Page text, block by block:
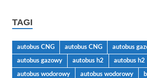
TAGI
autobus CNG autobus CNG
autobus
autobus gazowy
autobus h2
autobus h2
autobus wodorowy
autobus wodorowy